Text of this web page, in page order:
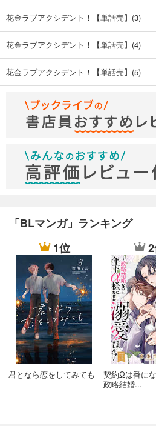
花金ラブアクシデント！【単話売】(3)
花金ラブアクシデント！【単話売】(4)
花金ラブアクシデント！【単話売】(5)
「BLマンガ」ランキング
1位
君となら恋をしてみても
契約Ωは番に
政略結婚...